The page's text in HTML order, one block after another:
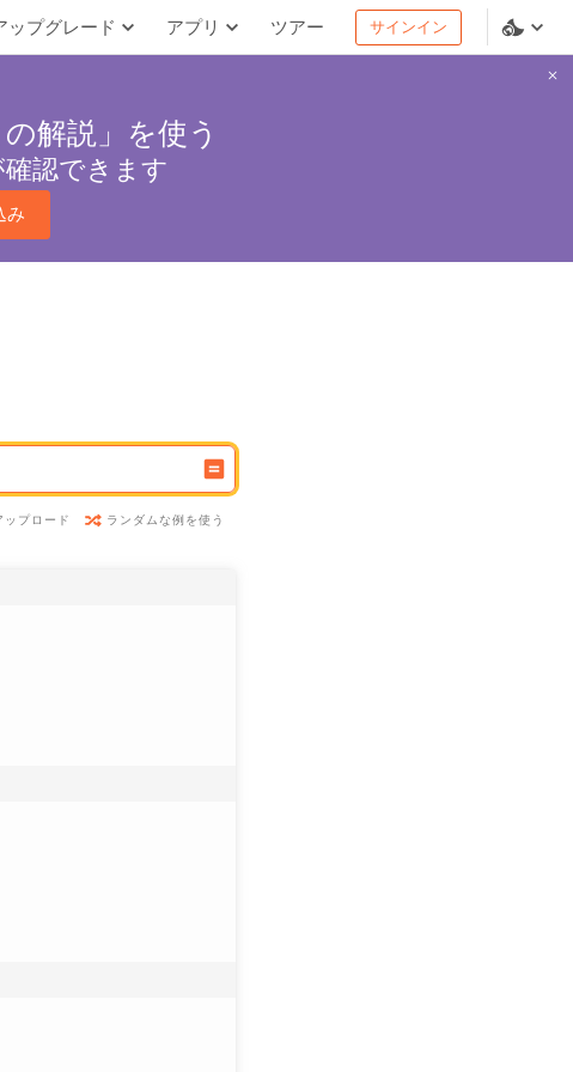
ップグレード アプリ ツアー サインイン
解説」を使う
認できます
み
ップロード ランダムな例を使う